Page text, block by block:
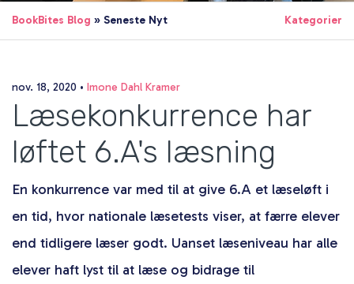
BookBites Blog » Seneste Nyt Kategorier
nov. 18, 2020 • Imone Dahl Kramer
Læsekonkurrence har
løftet 6.A's læsning
En konkurrence var med til at give 6.A et læseløft i
en tid, hvor nationale læsetests viser, at færre elever
end tidligere læser godt. Uanset læseniveau har alle
elever haft lyst til at læse og bidrage til